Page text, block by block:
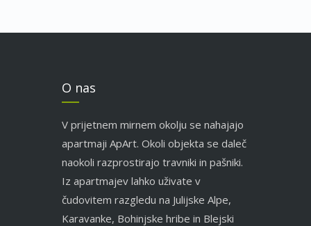
O nas
V prijetnem mirnem okolju se nahajajo
apartmaji ApArt. Okoli objekta se daleč
naokoli razprostirajo travniki in pašniki.
Iz apartmajev lahko uživate v
čudovitem razgledu na Julijske Alpe,
Karavanke, Bohinjske hribe in Blejski